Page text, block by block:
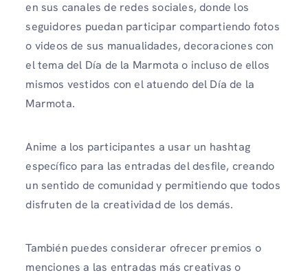
en sus canales de redes sociales, donde los
seguidores puedan participar compartiendo fotos
o videos de sus manualidades, decoraciones con
el tema del Día de la Marmota o incluso de ellos
mismos vestidos con el atuendo del Día de la
Marmota.
Anime a los participantes a usar un hashtag
específico para las entradas del desfile, creando
un sentido de comunidad y permitiendo que todos
disfruten de la creatividad de los demás.
También puedes considerar ofrecer premios o
menciones a las entradas más creativas o